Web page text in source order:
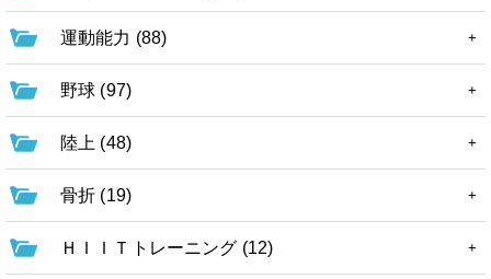
運動能力 (88)
野球 (97)
陸上 (48)
骨折 (19)
ＨＩＩＴトレーニング (12)